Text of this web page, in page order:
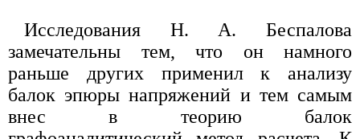
Исследования Н. А. Беспалова
замечательны тем, что он намного
раньше других применил к анализу
балок эпюры напряжений и тем самым
внес в теорию балок